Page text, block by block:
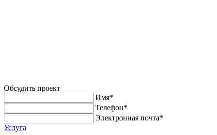
Обсудить проект
Имя*
Телефон*
Электронная почта*
Услуга